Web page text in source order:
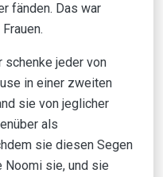
fänden. Das war
schenke jeder von
in einer zweiten
sie von jeglicher
als
sie diesen Segen
Noomi sie, und sie